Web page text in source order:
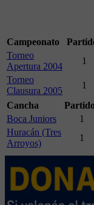
Campeonato
Torneo
Apertura 2004
1
Torneo
Clausura 2005
1
Cancha
Boca Juniors
1
Huracán (Tres
Arroyos)
1